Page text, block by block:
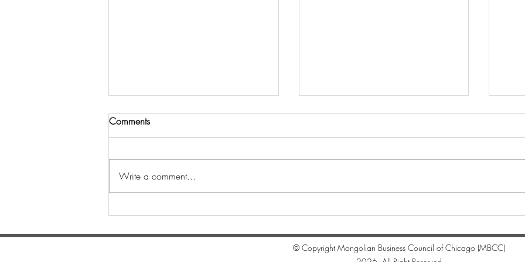
Шинийн 3-ны өдөр
боллоо
Comments
Write a comment...
© Copyright Mongolian Business Council of Chicago (MBCC)